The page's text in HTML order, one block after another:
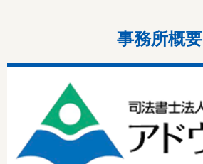
事務所概要